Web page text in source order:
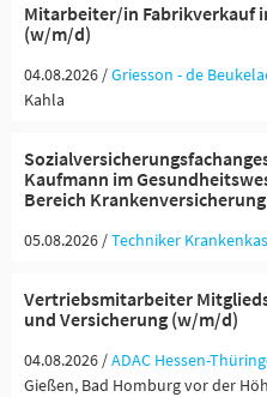
Mitarbeiter/in Fabrikverkauf
(w/m/d)
04.08.2026 /Griesson - de
Kahla
Kaufmann im
Bereich
05.08.2026 /Techniker
Vertriebsmitarbeiter
und Versicherung (w/m/d)
04.08.2026 /ADAC Hessen-
Gießen, Bad Homburg vor der